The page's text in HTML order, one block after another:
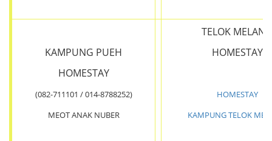
KAMPUNG PUEH
HOMESTAY
(082-711101 / 014-8788252)
MEOT ANAK NUBER
TELOK MELANO
HOMESTAY
HOMESTAY
KAMPUNG TELOK